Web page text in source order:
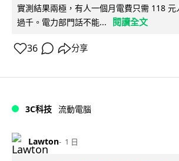
實測結果兩極，有人一個月電費只需 118 元
過千。電力部門話不能...
閱讀全文
36 分享
3C科技 流動電腦
Lawton 1 日